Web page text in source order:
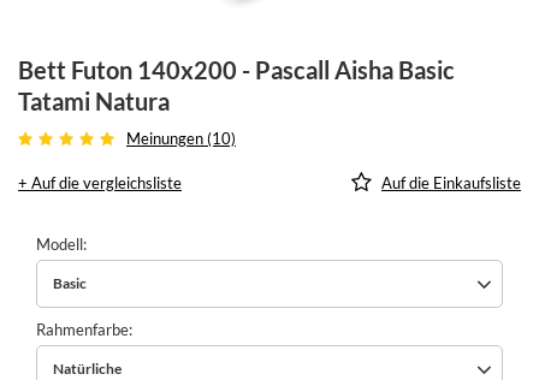
Bett Futon 140x200 - Pascall Aisha Basic
Tatami Natura
Meinungen (10)
+ Auf die vergleichsliste Auf die Einkaufsliste
Modell
Basic
Rahmenfarbe
Natürliche